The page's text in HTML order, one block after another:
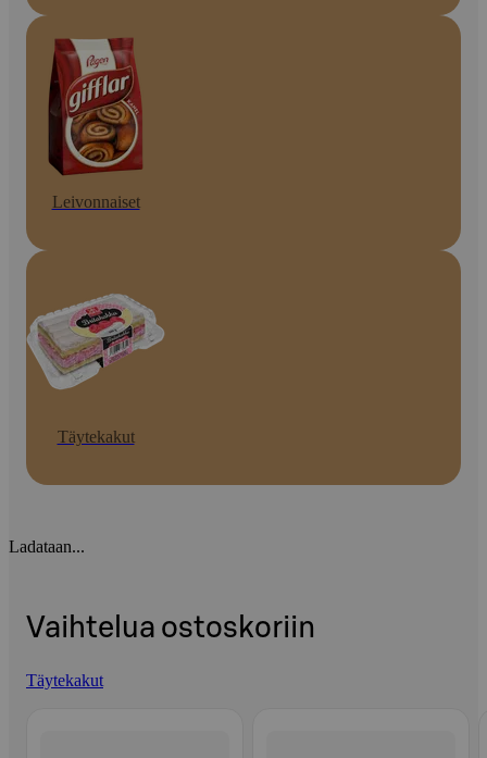
Leivonnaiset
Täytekakut
Ladataan...
Vaihtelua ostoskoriin
Täytekakut